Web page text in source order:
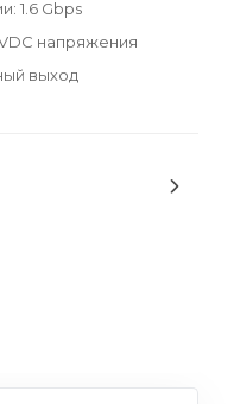
1.6 Gbps
напряжения
выход